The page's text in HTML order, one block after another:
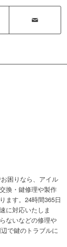
困りなら、アイル
換・鍵修理や製作
ます。24時間365日
に対応いたしま
ないなどの修理や
で鍵のトラブルに